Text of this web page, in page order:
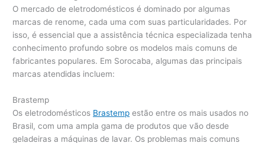
O mercado de eletrodomésticos é dominado por algumas
marcas de renome, cada uma com suas particularidades. Por
isso, é essencial que a assistência técnica especializada tenha
conhecimento profundo sobre os modelos mais comuns de
fabricantes populares. Em Sorocaba, algumas das principais
marcas atendidas incluem:
Brastemp
Os eletrodomésticos Brastemp estão entre os mais usados no
Brasil, com uma ampla gama de produtos que vão desde
geladeiras a máquinas de lavar. Os problemas mais comuns